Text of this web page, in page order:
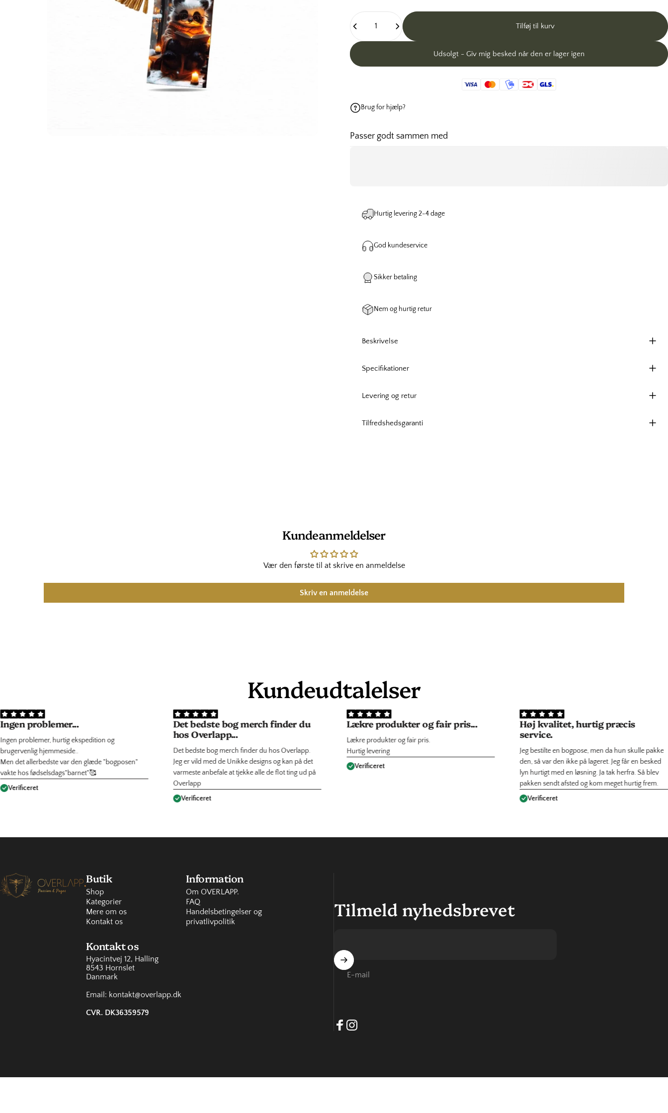
Antal
Tilføj til kurv
Udsolgt - Giv mig besked når den er lager igen
Brug for hjælp?
Passer godt sammen med
Hurtig levering 2-4 dage
God kundeservice
Sikker betaling
Nem og hurtig retur
Beskrivelse
Specifikationer
Levering og retur
Tilfredshedsgaranti
Kundeanmeldelser
Vær den første til at skrive en anmeldelse
Skriv en anmeldelse
Kundeudtalelser
Ingen problemer...
Ingen problemer, hurtig ekspedition og
brugervenlig hjemmeside..
Men det allerbedste var den glæde "bogposen"
vakte hos fødselsdags"barnet"🥰
Verificeret
Det bedste bog merch finder du
hos Overlapp...
Det bedste bog merch finder du hos Overlapp.
Jeg er vild med de Unikke designs og kan på det
varmeste anbefale at tjekke alle de flot ting ud på
Overlapp
Verificeret
Lækre produkter og fair pris...
Lækre produkter og fair pris.
Hurtig levering
Verificeret
Høj kvalitet, hurtig præcis
service.
Jeg bestilte en bogpose, men da hun skulle pakke
den, så var den ikke på lageret. Jeg får en besked
lyn hurtigt med en løsning. Ja tak herfra. Så blev
pakken sendt afsted og kom meget hurtig frem.
Verificeret
OVERLAPP.dk Butik
Shop
Kategorier
Mere om os
Kontakt os
Information
Om OVERLAPP.
FAQ
Handelsbetingelser og
privatlivpolitik
Kontakt os
Hyacintvej 12, Halling
8543 Hornslet
Danmark
Email: kontakt@overlapp.dk
CVR. DK36359579
Tilmeld nyhedsbrevet
E-mail